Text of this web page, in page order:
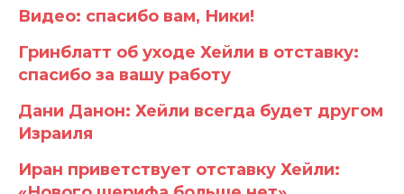
—
(Время
израильское)
Видео: спасибо вам, Ники!
Гринблатт об уходе Хейли в отставку:
спасибо за вашу работу
Дани Данон: Хейли всегда будет другом
Израиля
Иран приветствует отставку Хейли: